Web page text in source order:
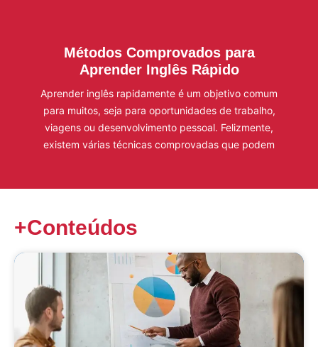
Métodos Comprovados para
Aprender Inglês Rápido
Aprender inglês rapidamente é um objetivo comum
para muitos, seja para oportunidades de trabalho,
viagens ou desenvolvimento pessoal. Felizmente,
existem várias técnicas comprovadas que podem
+Conteúdos